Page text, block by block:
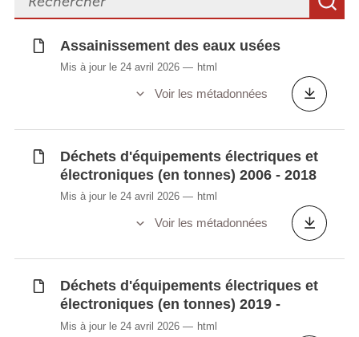
Superficie forestière par canton et
commune
(en %)
Transferts notifiés, importations et
État des masses d'eaux de surface (en %)
Synchronisé automatiquement depuis la
base de
Assainissement des eaux usées
Mis à jour le 24 avril 2026 html
Voir les métadonnées
Déchets d'équipements électriques et
électroniques (en tonnes) 2006 - 2018
Mis à jour le 24 avril 2026 html
Voir les métadonnées
Déchets d'équipements électriques et
électroniques (en tonnes) 2019 -
Mis à jour le 24 avril 2026 html